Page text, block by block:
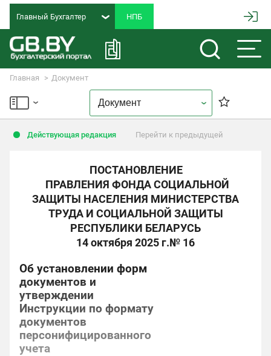
Главный Бухгалтер
Главная Документ
Действующая редакция Перейти к предыдущей
ПОСТАНОВЛЕНИЕ
ПРАВЛЕНИЯ ФОНДА СОЦИАЛЬНОЙ
ЗАЩИТЫ НАСЕЛЕНИЯ МИНИСТЕРСТВА
ТРУДА И СОЦИАЛЬНОЙ ЗАЩИТЫ
РЕСПУБЛИКИ БЕЛАРУСЬ
14 октября 2025 г.№ 16
Об установлении форм
документов и
утверждении
Инструкции по формату
документов
персонифицированного
учета